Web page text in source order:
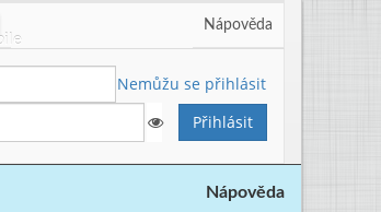
Nápověda
Nemůžu se přihlásit
Nápověda